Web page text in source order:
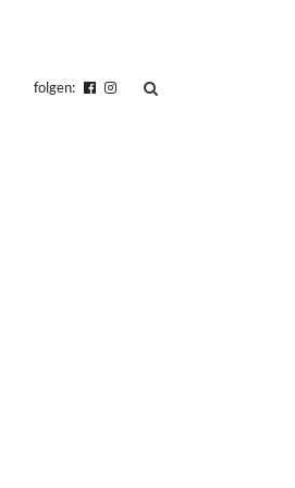
folgen: suchen